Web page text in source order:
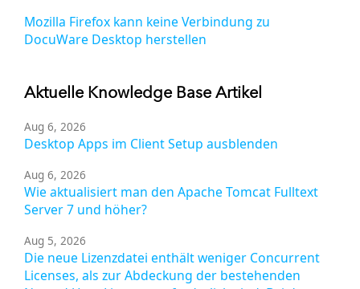
Mozilla Firefox kann keine Verbindung zu
DocuWare Desktop herstellen
Aktuelle Knowledge Base Artikel
Aug 6, 2026
Desktop Apps im Client Setup ausblenden
Aug 6, 2026
Wie aktualisiert man den Apache Tomcat Fulltext
Server 7 und höher?
Aug 5, 2026
Die neue Lizenzdatei enthält weniger Concurrent
Licenses, als zur Abdeckung der bestehenden